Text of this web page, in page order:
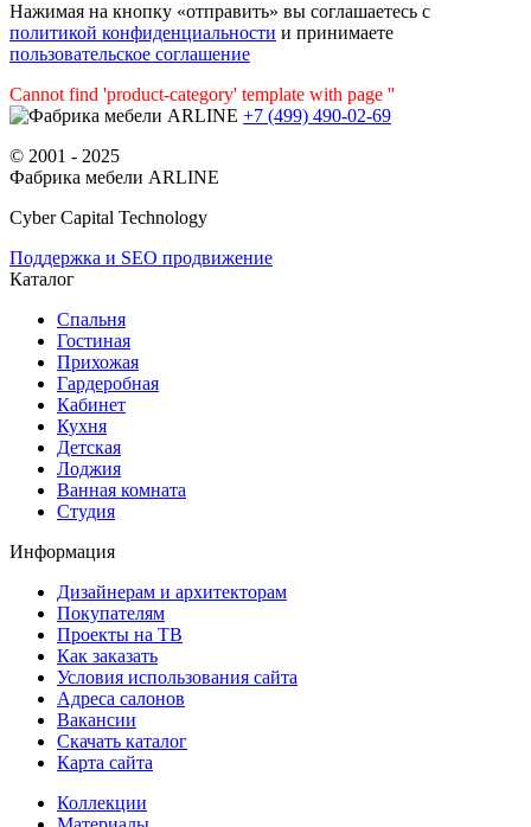
Нажимая на кнопку «отправить» вы соглашаетесь с
политикой конфиденциальности и принимаете
пользовательское соглашение
Cannot find 'product-category' template with page ''
+7 (499) 490-02-69
© 2001 - 2025
Фабрика мебели ARLINE
Cyber Capital Technology
Поддержка и SEO продвижение
Каталог
Спальня
Гостиная
Прихожая
Гардеробная
Кабинет
Кухня
Детская
Лоджия
Ванная комната
Студия
Информация
Дизайнерам и архитекторам
Покупателям
Проекты на ТВ
Как заказать
Условия использования сайта
Адреса салонов
Вакансии
Скачать каталог
Карта сайта
Коллекции